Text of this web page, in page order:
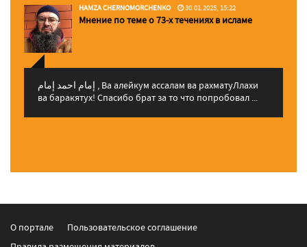
HAMZA CHERNOMORCHENKO 30.01.2025, 15:22
Мнение по теме о 73-х течениях в исламе
إمام احمد إمام , Ва алейкум ассалам ва рахматуЛлахи
ва баракятух! Спасибо брат за то что попробовал ...
О портале
Пользовательское соглашение